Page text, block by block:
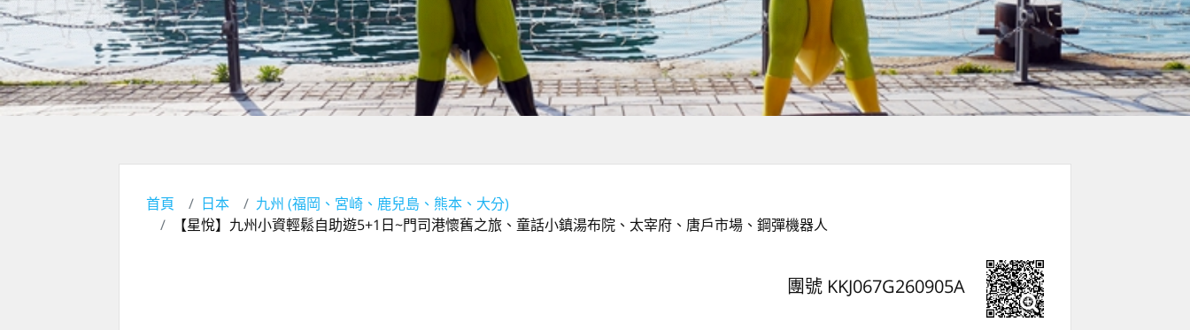
首頁 日本
九州 (福岡、宮崎、鹿兒島、熊本、大分)
【星悅】九州小資輕鬆自助遊5+1日~門司港懷舊之旅、童話小鎮湯布院、太宰府、唐戶市場、鋼彈機器人
團號 KKJ067G260905A